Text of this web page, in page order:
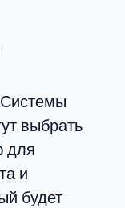
выбрать
для
и
будет